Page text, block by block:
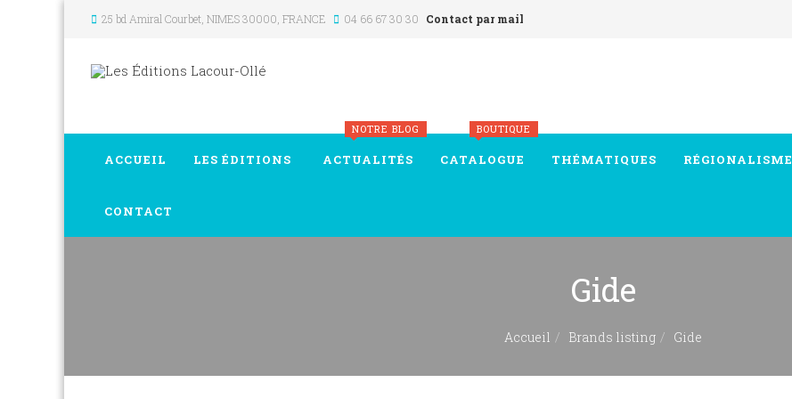
25 bd Amiral Courbet , NIMES30000 FRANCE 04 66 67 30 30 Contact par mail
ACCUEIL LES ÉDITIONS ACTUALITÉS
NOTRE BLOG
CATALOGUE
BOUTIQUE
THÉMATIQUES RÉGIONALISME
CONTACT
Gide
Accueil Brands listing Gide